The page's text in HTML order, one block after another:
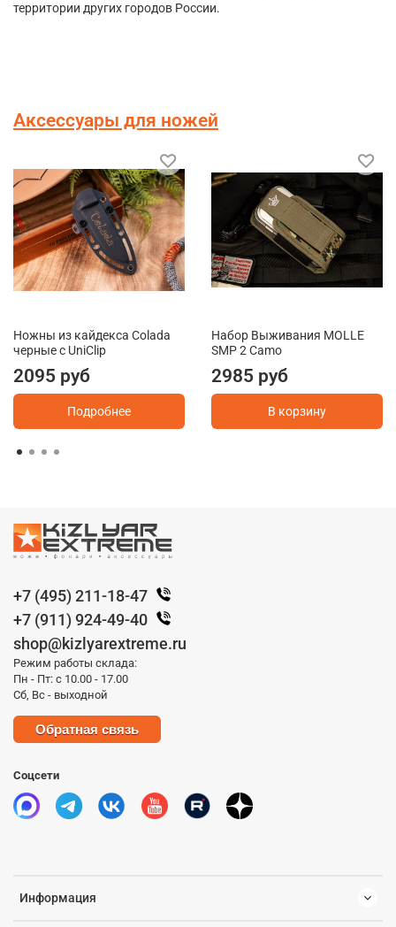
территории других городов России.
Аксессуары для ножей
Ножны из кайдекса Colada
черные c UniClip
2095 руб
Подробнее
Набор Выживания MOLLE
SMP 2 Camo
2985 руб
В корзину
Информация
+7 (495) 211-18-47
+7 (911) 924-49-40
shop@kizlyarextreme.ru
Режим работы склада:
Пн - Пт: с 10.00 - 17.00
Сб, Вс - выходной
Обратная связь
Соцсети